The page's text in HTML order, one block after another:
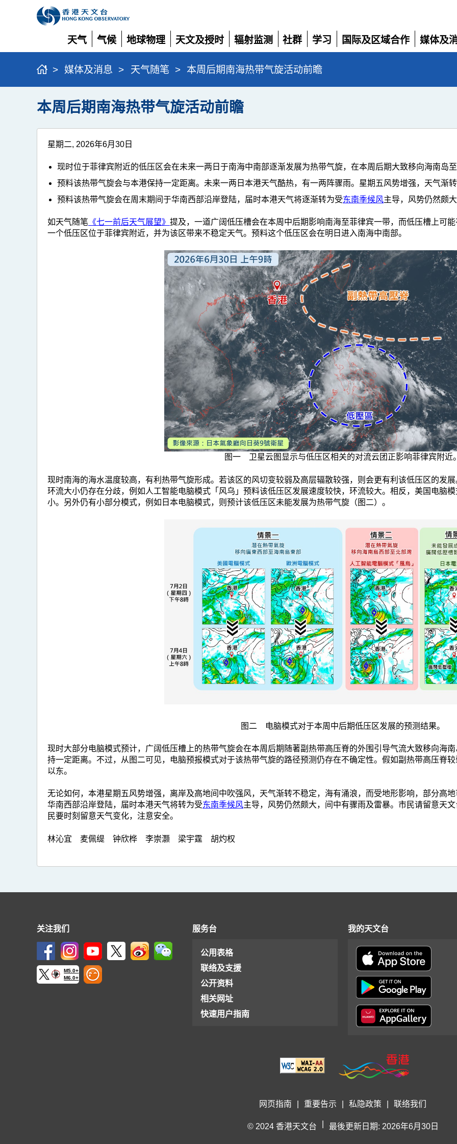
天气
展
开
气候
展
开
地球物理
展
开
天文及授时
展
开
辐射监测
展
开
社群
展
开
学习
展
开
国际及区域合作
展
媒体及
展
> 媒体及消息 > 天气随笔 > 本周后期南海热带气旋活动前瞻
本周后期南海热带气旋活动前瞻
星期二, 2026年6月30日
现时位于菲律宾附近的低压区会在未来一两日于南海中南部逐渐发展为热带气旋，在本周后期大致移向海南岛
预料该热带气旋会与本港保持一定距离。未来一两日本港天气酷热，有一两阵骤雨。星期五风势增强，天气渐
预料该热带气旋会在周末期间于华南西部沿岸登陆，届时本港天气将逐渐转为受东南季候风主导，风势仍然颇
如天气随笔 《七一前后天气展望》 提及，一道广阔低压槽会在本周中后期影响南海至菲律宾一带，而低压槽上可
一个低压区位于菲律宾附近，并为该区带来不稳定天气。预料这个低压区会在明日进入南海中南部。
图一 卫星云图显示与低压区相关的对流云团正影响菲律宾附近
现时南海的海水温度较高，有利热带气旋形成。若该区的风切变较弱及高层辐散较强，则会更有利该低压区的发
环流大小仍存在分歧，例如人工智能电脑模式「风乌」预料该低压区发展速度较快，环流较大。相反，美国电脑
小。另外仍有小部分模式，例如日本电脑模式，则预计该低压区未能发展为热带气旋（图二）。
图二 电脑模式对于本周中后期低压区发展的预测结果。
现时大部分电脑模式预计，广阔低压槽上的热带气旋会在本周后期随著副热带高压脊的外围引导气流大致移向海
持一定距离。不过，从图二可见，电脑预报模式对于该热带气旋的路径预测仍存在不确定性。假如副热带高压脊
以东。
无论如何，本港星期五风势增强，离岸及高地间中吹强风，天气渐转不稳定，海有涌浪，而受地形影响，部分高
华南西部沿岸登陆，届时本港天气将转为受东南季候风主导，风势仍然颇大，间中有骤雨及雷暴。市民请留意天
民要时刻留意天气变化，注意安全。
林沁宜 麦佩缇 钟欣桦 李崇灏 梁宇霆 胡灼权
关注我们
M5.0+
M6.0+
服务台
公用表格
联络及支援
公开资料
相关网址
快速用户指南
我的天文台
网页指南 重要告示 私隐政策 联络我们
© 2024 香港天文台 最後更新日期: 2026年6月30日